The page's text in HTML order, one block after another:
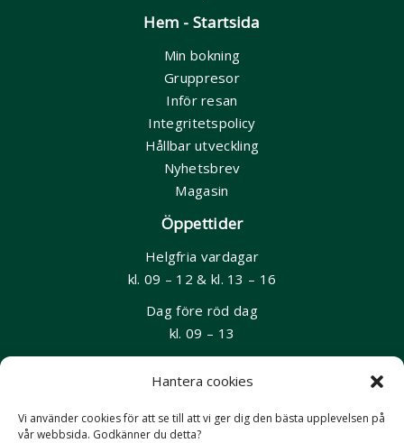
Hantera cookies
Vi använder cookies för att se till att vi ger dig den bästa upplevelsen på
vår webbsida. Godkänner du detta?
Hem - Startsida
Min bokning
Gruppresor
Inför resan
Integritetspolicy
Hållbar utveckling
Nyhetsbrev
Magasin
Öppettider
Helgfria vardagar
kl. 09 – 12 & kl. 13 – 16
Dag före röd dag
kl. 09 – 13
resor@aventyrsresor.se